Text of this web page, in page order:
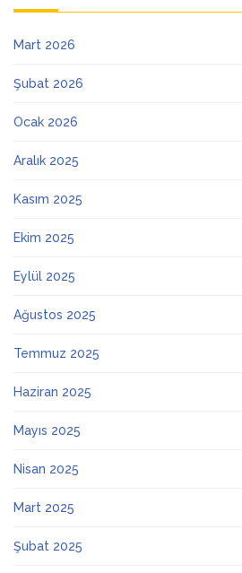
Mart 2026
Şubat 2026
Ocak 2026
Aralık 2025
Kasım 2025
Ekim 2025
Eylül 2025
Ağustos 2025
Temmuz 2025
Haziran 2025
Mayıs 2025
Nisan 2025
Mart 2025
Şubat 2025